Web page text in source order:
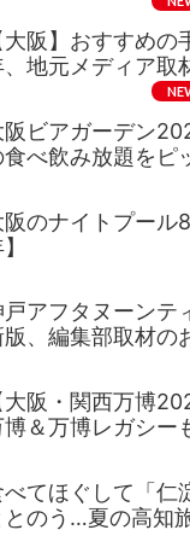
大阪】おすすめ
、地元メディア取
阪ビアガーデン
食べ飲み放題をピ
阪のナイトプール
戸アフタヌーンテ
版、編集部取材の
大阪・関西万博
博＆万博レガシー
べてほぐして「仁
とのう…夏の高知